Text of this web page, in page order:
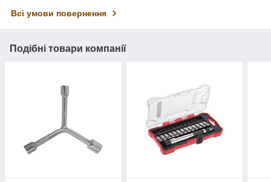
Всі умови повернення
Подібні товари компанії